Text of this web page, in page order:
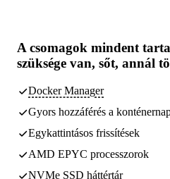
A csomagok mindent
szüksége van, sőt, annál
Docker Manager
Gyors hozzáférés a
Egykattintásos frissítések
AMD EPYC processzorok
NVMe SSD háttértár